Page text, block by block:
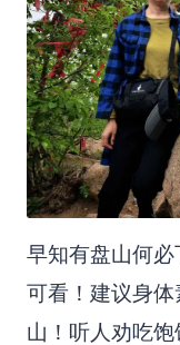
早知有盘山何
可看！建议身
山！听人劝吃